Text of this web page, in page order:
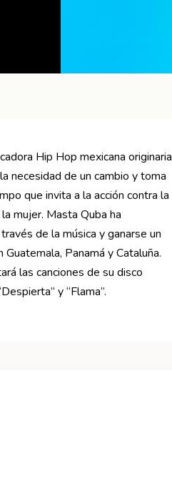
Hip Hop mexicana originaria
necesidad de un cambio y toma
que invita a la acción contra la
mujer. Masta Quba ha
de la música y ganarse un
Panamá y Cataluña.
las canciones de su disco
y “Flama”.